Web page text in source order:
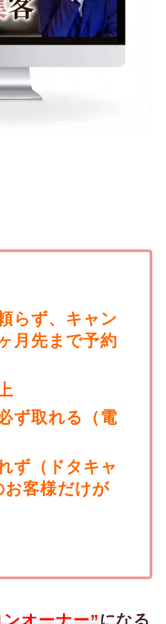
らず、キャン
月先まで予約
ず取れる（電
ず（ドタキャ
客様だけが